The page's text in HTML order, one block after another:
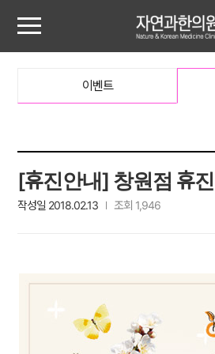
이벤트
[휴진안내] 창원점 휴
작성일 2018.02.13 조회 1,946